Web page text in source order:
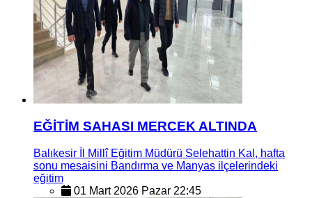
EĞİTİM SAHASI MERCEK ALTINDA
Balıkesir İl Millî Eğitim Müdürü Selehattin Kal, hafta
sonu mesaisini Bandırma ve Manyas ilçelerindeki
eğitim
01 Mart 2026 Pazar 22:45